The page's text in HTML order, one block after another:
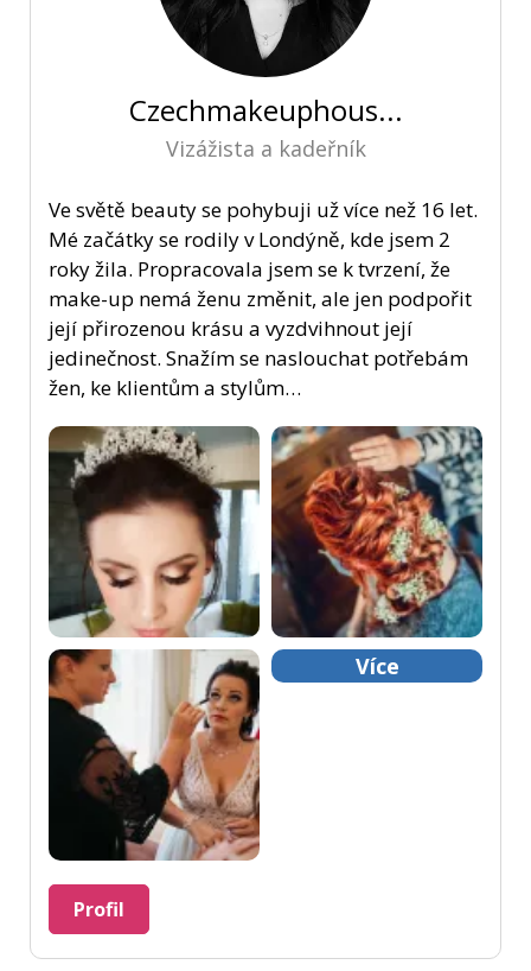
Czechmakeuphous...
Vizážista a kadeřník
Ve světě beauty se pohybuji už více než 16 let.
Mé začátky se rodily v Londýně, kde jsem 2
roky žila. Propracovala jsem se k tvrzení, že
make-up nemá ženu změnit, ale jen podpořit
její přirozenou krásu a vyzdvihnout její
jedinečnost. Snažím se naslouchat potřebám
žen, ke klientům a stylům…
Více
Profil